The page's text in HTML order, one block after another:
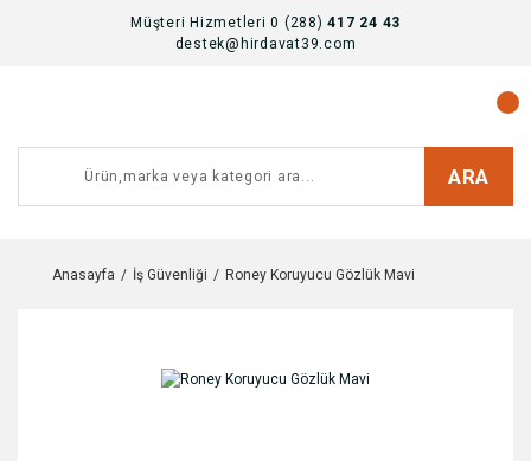
Müşteri Hizmetleri 0 (288)417 24 43
destek@hirdavat39.com
ARA
Anasayfa İş Güvenliği Roney Koruyucu Gözlük Mavi